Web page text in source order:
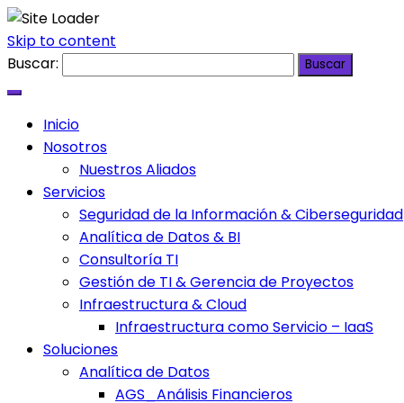
Skip to content
Buscar:
Inicio
Nosotros
Nuestros Aliados
Servicios
Seguridad de la Información & Ciberseguridad
Analítica de Datos & BI
Consultoría TI
Gestión de TI & Gerencia de Proyectos
Infraestructura & Cloud
Infraestructura como Servicio – IaaS
Soluciones
Analítica de Datos
AGS_Análisis Financieros